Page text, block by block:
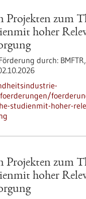
Projekten zum
hoher
durch: BMFTR,
studienmit-hoher-
Projekten zum
hoher